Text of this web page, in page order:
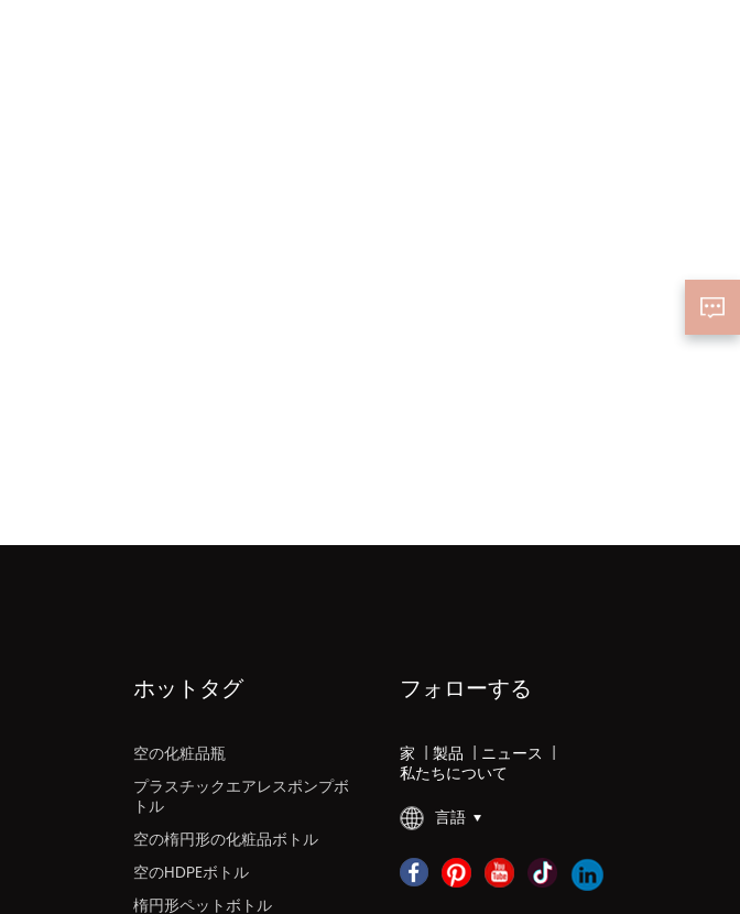
ホットタグ
空の化粧品瓶
プラスチックエアレスポンプボ
トル
空の楕円形の化粧品ボトル
空のHDPEボトル
楕円形ペットボトル
フォローする
家 | 製品 | ニュース |
私たちについて
言語